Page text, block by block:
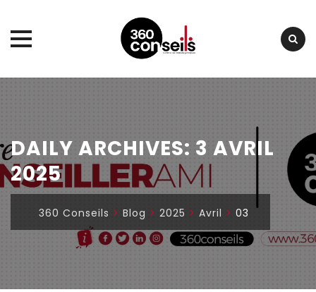
DAILY ARCHIVES: 3 AVRIL
2025
360 Conseils > Blog > 2025 > Avril > 03